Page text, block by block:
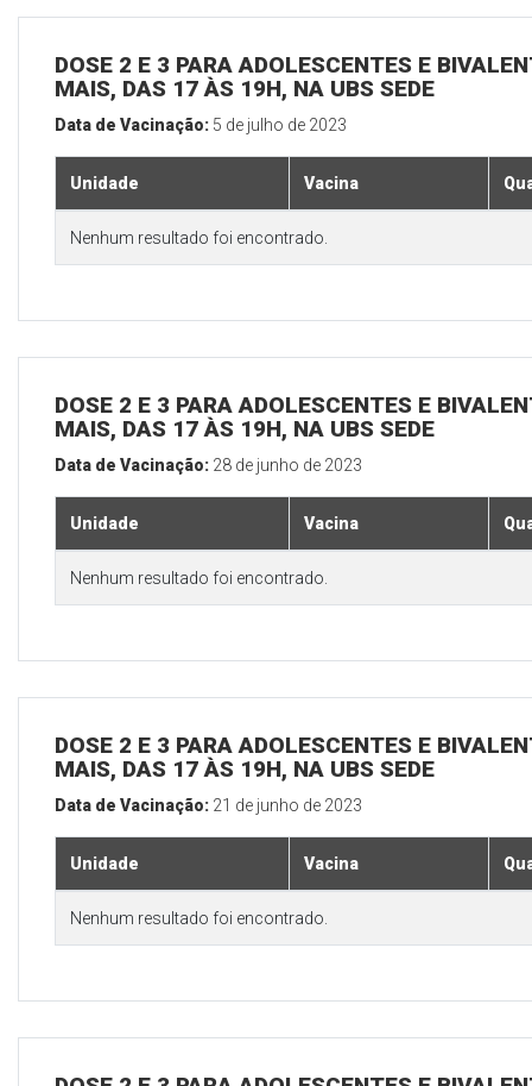
DOSE 2 E 3 PARA ADOLESCENTES E
MAIS, DAS 17 ÀS 19H, NA UBS SEDE
Data de Vacinação: 5 de julho de 2023
Unidade Vacina
Nenhum resultado foi encontrado.
DOSE 2 E 3 PARA ADOLESCENTES E
MAIS, DAS 17 ÀS 19H, NA UBS SEDE
Data de Vacinação: 28 de junho de 2023
Unidade Vacina
Nenhum resultado foi encontrado.
DOSE 2 E 3 PARA ADOLESCENTES E
MAIS, DAS 17 ÀS 19H, NA UBS SEDE
Data de Vacinação: 21 de junho de 2023
Unidade Vacina
Nenhum resultado foi encontrado.